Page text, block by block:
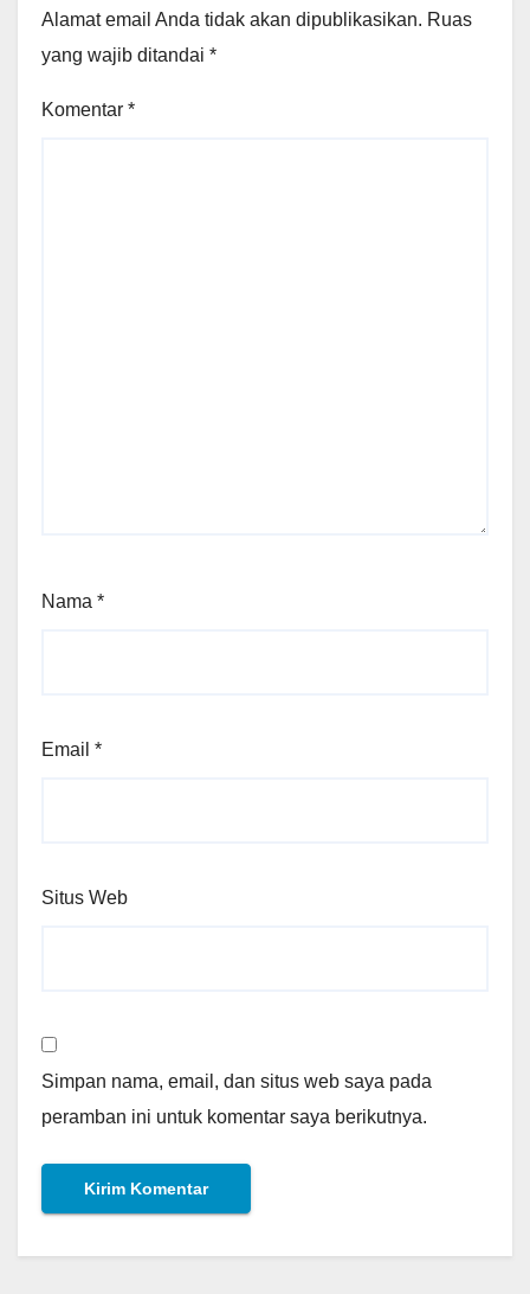
Alamat email Anda tidak akan dipublikasikan. Ruas
yang wajib ditandai *
Komentar *
Nama *
Email *
Situs Web
Simpan nama, email, dan situs web saya pada
peramban ini untuk komentar saya berikutnya.